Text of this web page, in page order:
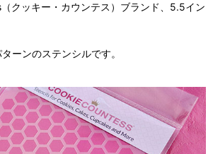
クッキー・カウンテス）ブランド、5.5イン
ーンのステンシルです。